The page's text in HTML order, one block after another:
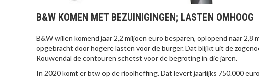
B&W KOMEN MET BEZUINIGINGEN; LASTEN OMHOOG
B&W willen komend jaar 2,2 miljoen euro besparen, oplopend naar
opgebracht door hogere lasten voor de burger. Dat blijkt uit de
Rouwendal de contouren schetst voor de begroting in die jaren.
In 2020 komt er btw op de rioolheffing. Dat levert jaarlijks 750.000